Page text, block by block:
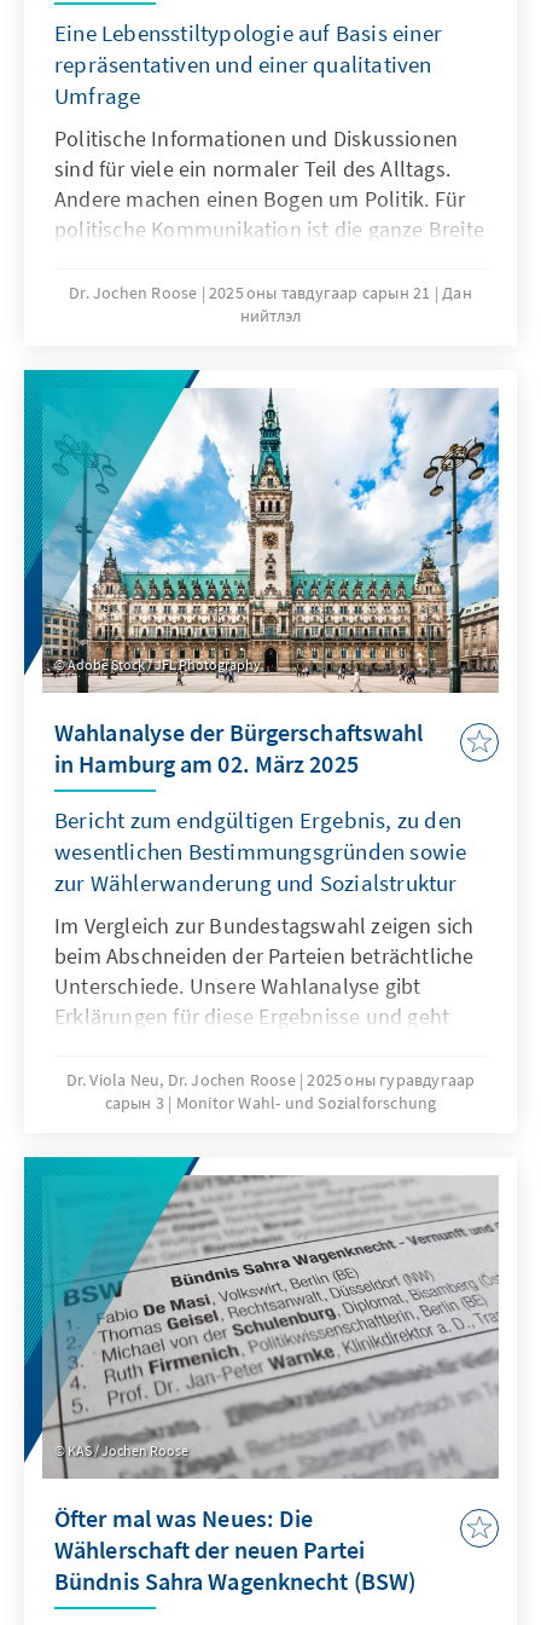
Eine Lebensstiltypologie auf Basis einer
repräsentativen und einer qualitativen
Umfrage
Politische Informationen und Diskussionen
sind für viele ein normaler Teil des Alltags.
Andere machen einen Bogen um Politik. Für
politische Kommunikation ist die ganze Breite
Desinteressierten relevant, denn alle sind
(potenzielle) Wählende. Lebensstiltypologien
unterschiedlichen Zielgruppen umzugehen.
Die Studie stellt auf Basis einer
repräsentativen Umfrage und umfangreichen
qualitativen Interviewstudie unterschiedliche
Lebensstiltypen vor. Ausgehend von der
wissenschaftlichen Typologie beschreibt sie
neun Stiltypen im Detail.
Dr. Jochen Roose 2025 оны тавдугаар сарын 21
Дан
нийтлэл
Adobe Stock / JFL Photography
Wahlanalyse der Bürgerschaftswahl
in Hamburg am 02. März 2025
Bericht zum endgültigen Ergebnis, zu den
wesentlichen Bestimmungsgründen sowie
zur Wählerwanderung und Sozialstruktur
Im Vergleich zur Bundestagswahl zeigen sich
beim Abschneiden der Parteien beträchtliche
Unterschiede. Unsere Wahlanalyse gibt
Erklärungen für diese Ergebnisse und geht
wesentlichen Bestimmungsgründe ein.
Ausgehend von den Wahltagsbefragungen
die Bedeutung der Einschätzungen von
Spitzenkandidatinnen und -kandidaten,
Parteikompetenzen sowie politischen
Themen für das Wahlergebnis erläutert.
Dr. Viola Neu, Dr. Jochen Roose 2025 оны гуравдугаар
сарын 3
Monitor Wahl- und Sozialforschung
KAS / Jochen Roose
Öfter mal was Neues: Die
Wählerschaft der neuen Partei
Bündnis Sahra Wagenknecht (BSW)